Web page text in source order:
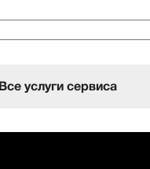
Все услуги сервиса